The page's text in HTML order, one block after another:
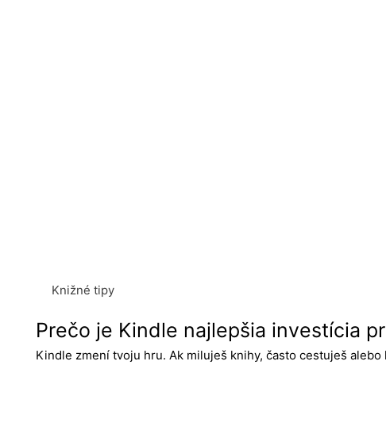
Knižné tipy
Prečo je Kindle najlepšia investícia
Kindle zmení tvoju hru. Ak miluješ knihy, často cestuješ